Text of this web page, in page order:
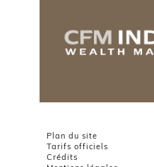
Plan du site
Tarifs officiels
Crédits